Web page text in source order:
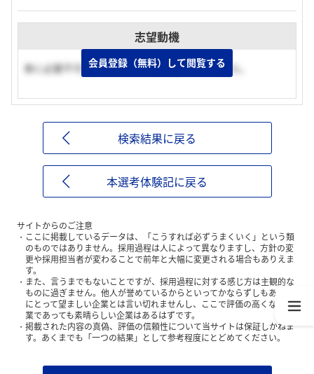
志望動機
車に必要不可欠なファスナーを生産しているから。
会員登録（無料）して閲覧する
検索結果に戻る
本選考体験記に戻る
サイトからのご注意
ここに掲載しているデータは、「こうすれば必ずうまくいく」という類
のものではありません。採用過程は人によって異なりますし、方針の変
更や採用担当者が変わることで前年と大幅に変更される場合もありえま
す。
また、言うまでもないことですが、採用過程に対する感じ方は主観的な
ものに過ぎません。他人が誉めているからといってかならずしもあなた
にとって望ましい企業とは言い切れませんし、ここで評価の高くない企
業であっても素晴らしい企業はあるはずです。
掲載された内容の真偽、評価の信頼性について当サイトは保証しかねま
す。あくまでも「一つの結果」として参考程度にとどめてください。